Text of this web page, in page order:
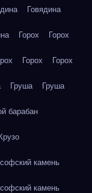
Говядина
Горох Горох
Горох Горох
Груша Груша
барабан
камень
камень